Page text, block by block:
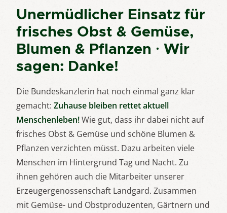
Unermüdlicher Einsatz für
frisches Obst & Gemüse,
Blumen & Pflanzen · Wir
sagen: Danke!
Die Bundeskanzlerin hat noch einmal ganz klar
gemacht: Zuhause bleiben rettet aktuell
Menschenleben!Wie gut, dass ihr dabei nicht auf
frisches Obst & Gemüse und schöne Blumen &
Pflanzen verzichten müsst. Dazu arbeiten viele
Menschen im Hintergrund Tag und Nacht. Zu
ihnen gehören auch die Mitarbeiter unserer
Erzeugergenossenschaft Landgard. Zusammen
mit Gemüse- und Obstproduzenten, Gärtnern und